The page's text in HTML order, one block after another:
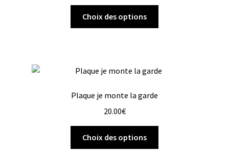
Choix des options
Plaque je monte la garde
20.00€
Choix des options